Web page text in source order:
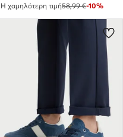
Η χαμηλότερη τιμή58,99 €-10%